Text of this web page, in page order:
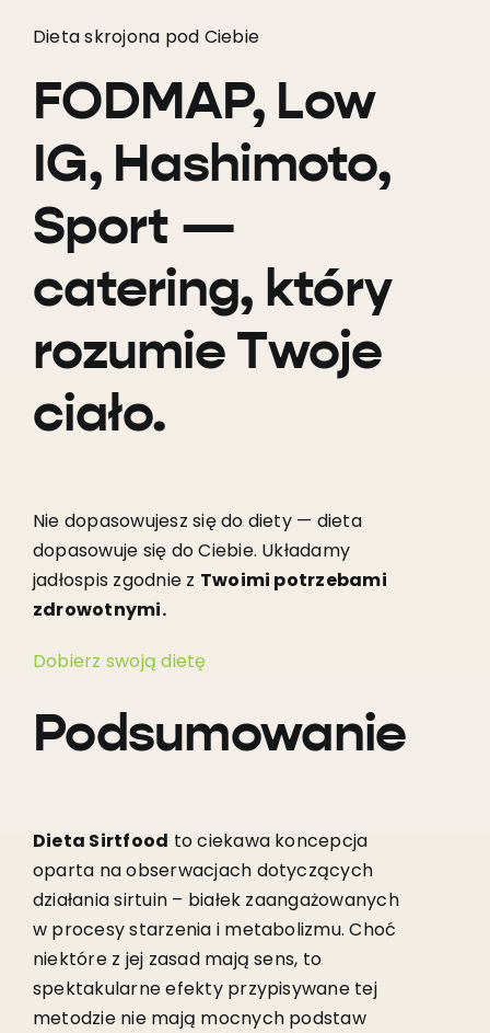
Dieta skrojona pod Ciebie
FODMAP, Low
IG, Hashimoto,
Sport —
catering, który
rozumie Twoje
ciało.
Nie dopasowujesz się do diety — dieta
dopasowuje się do Ciebie. Układamy
jadłospis zgodnie z Twoimi potrzebami
zdrowotnymi.
Dobierz swoją dietę
Podsumowanie
Dieta Sirtfood to ciekawa koncepcja
oparta na obserwacjach dotyczących
działania sirtuin – białek zaangażowanych
w procesy starzenia i metabolizmu. Choć
niektóre z jej zasad mają sens, to
spektakularne efekty przypisywane tej
metodzie nie mają mocnych podstaw